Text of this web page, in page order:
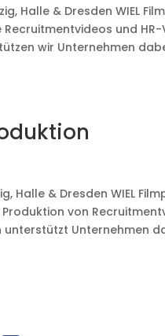
Halle & Dresden WIEL
und HR-
wir Unternehmen
Halle & Dresden WIEL
von
Unternehmen